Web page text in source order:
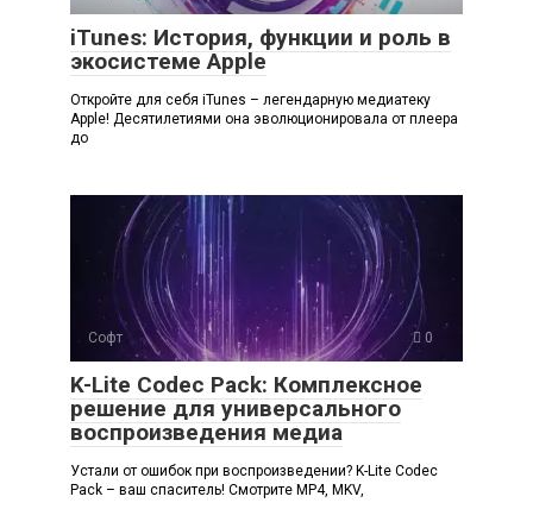
iTunes: История, функции и роль в
экосистеме Apple
Откройте для себя iTunes – легендарную медиатеку
Apple! Десятилетиями она эволюционировала от плеера
до
Софт 0
K-Lite Codec Pack: Комплексное
решение для универсального
воспроизведения медиа
Устали от ошибок при воспроизведении? K-Lite Codec
Pack – ваш спаситель! Смотрите MP4, MKV,